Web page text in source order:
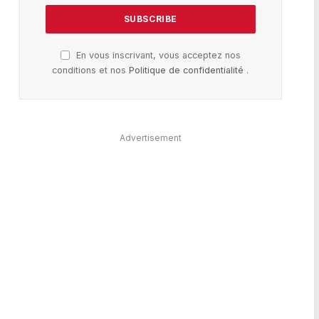
En vous inscrivant, vous acceptez nos
conditions et nosPolitique de confidentialité .
Advertisement